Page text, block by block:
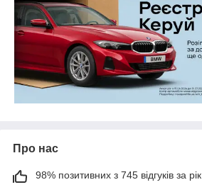
Про нас
98% позитивних з 745 відгуків за рік